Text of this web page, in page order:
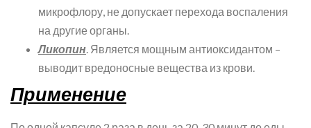
микрофлору, не допускает перехода воспаления
на другие органы.
Ликопин. Является мощным антиоксидантом –
выводит вредоносные вещества из крови.
Применение